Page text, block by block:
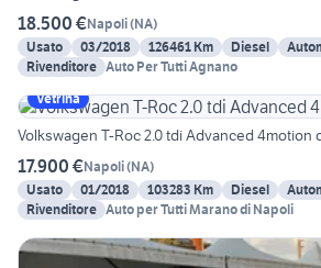
18.500 €Napoli(NA)
Usato
03/2018 126461 Km Diesel
Rivenditore Auto Per Tutti Agnano
Vetrina
Volkswagen T-Roc 2.0 tdi Advanced 4motion
17.900 €Napoli(NA)
Usato
01/2018 103283 Km Diesel
Rivenditore Auto per Tutti Marano di Napoli